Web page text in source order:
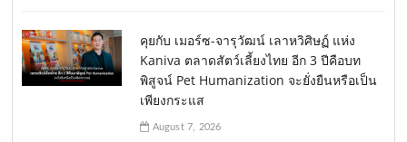
คุยกับ เมอร์ซ-จารุวัฒน์ เลาหวิศิษฏ์ แห่ง
Kaniva ตลาดสัตว์เลี้ยงไทย อีก 3 ปีคือบท
พิสูจน์ Pet Humanization จะยั่งยืนหรือเป็น
เพียงกระแส
August 7, 2026